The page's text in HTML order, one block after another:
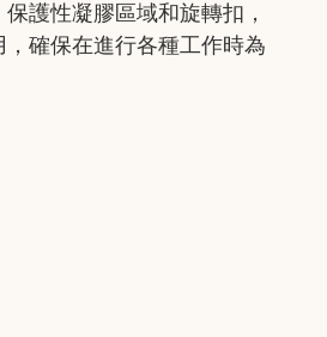
護性凝膠區域和旋轉扣，
確保在進行各種工作時為